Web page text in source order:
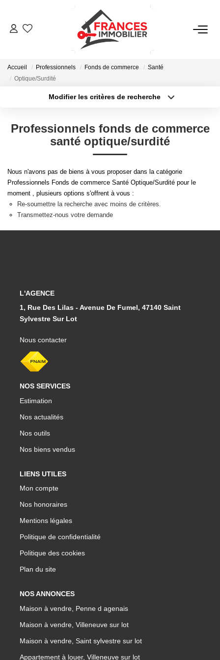
ESTIMATION
NOTRE AGENCE
CONTACT
Accueil Professionnels Fonds de commerce
Santé
Optique/Surdité
Modifier les critères de recherche
Type de bien
Surface min
Créer une alerte
Professionnels fonds de commerce
santé optique/surdité
Nous n'avons pas de biens à vous proposer dans la catégorie
Professionnels Fonds de commerce Santé Optique/Surdité pour le
moment , plusieurs options s'offrent à vous :
Re-soumettre la recherche avec moins de critères.
Transmettez-nous votre demande
L'AGENCE
1, Rue Des Lilas - Avenue De Fumel, 47140 Saint
Sylvestre Sur Lot
Nous contacter
NOS SERVICES
Estimation
Nos actualités
Nos outils
Nos biens vendus
LIENS UTILES
Mon compte
Nos honoraires
Mentions légales
Politique de confidentialité
Politique des cookies
Plan du site
NOS ANNONCES
Maison à vendre, Penne d agenais
Maison à vendre, Villeneuve sur lot
Maison à vendre, Saint sylvestre sur lot
Appartement à louer, Villeneuve sur lot